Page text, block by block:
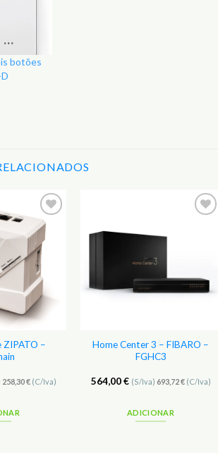
botões
Adicionar
aos
Favoritos
ZIPATO –
258,30€(C/Iva)
Home Center 3 – FIBARO –
FGHC3
564,00€ (S/Iva) 693,72€(C/Iva)
ADICIONAR